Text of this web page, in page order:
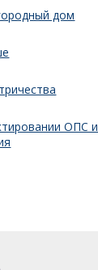
дом
ОПС и